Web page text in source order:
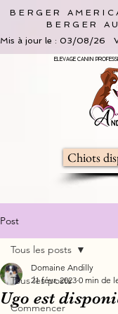
BERGER
BERGER
Mis à jour le : 03/08/26
ELEVAGE CANIN
Chiots
Post
Tous les posts
Commencer
Tous les posts
Ugo est
Domaine Andilly
21 févr. 2023 0 min de